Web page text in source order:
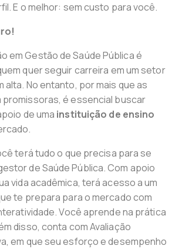
E o melhor: sem custo para você.
em Gestão de Saúde Pública é
quer seguir carreira em um setor
alta. No entanto, por mais que as
é essencial buscar
de uma instituição de ensino
terá tudo o que precisa para se
de Saúde Pública. Com apoio
vida acadêmica, terá acesso a um
te prepara para o mercado com
Você aprende na prática
disso, conta com Avaliação
em que seu esforço e desempenho